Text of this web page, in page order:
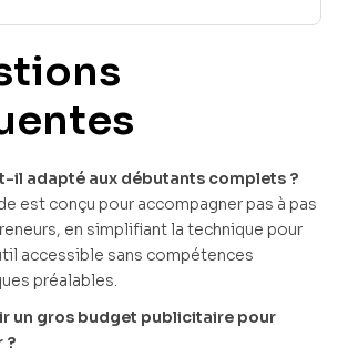
il adapté aux débutants complets ?
est conçu pour accompagner pas à pas
en simplifiant la technique pour
accessible sans compétences
préalables.
un gros budget publicitaire pour
?